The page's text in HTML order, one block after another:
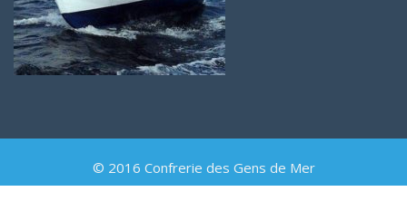
© 2016 Confrerie des Gens de Mer